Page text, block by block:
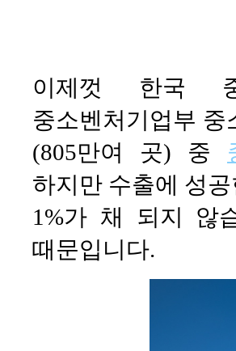
이제껏 한국
중소벤처기업부 중
(805만여 곳) 중
하지만 수출에 성
1%가 채 되지 않
때문입니다.